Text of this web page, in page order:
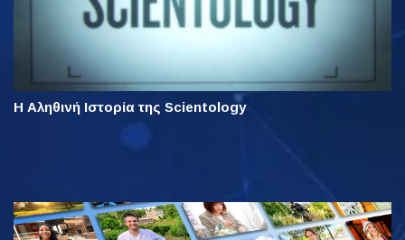
Η Αληθινή Ιστορία της Scientology